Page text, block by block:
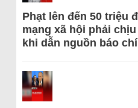
Phạt lên đến 50 triệu
mạng xã hội phải
khi dẫn nguồn báo chí